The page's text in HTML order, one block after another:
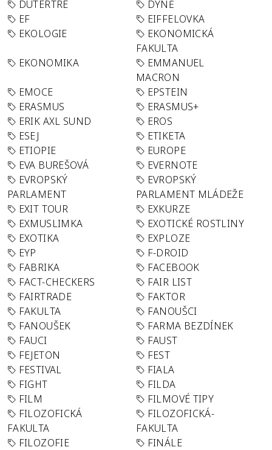
DUTERTRE
DÝNĚ
EF
EIFFELOVKA
EKOLOGIE
EKONOMICKÁ
FAKULTA
EKONOMIKA
EMMANUEL
MACRON
EMOCE
EPSTEIN
ERASMUS
ERASMUS+
ERIK AXL SUND
EROS
ESEJ
ETIKETA
ETIOPIE
EUROPE
EVA BUREŠOVÁ
EVERNOTE
EVROPSKÝ
PARLAMENT
EVROPSKÝ
PARLAMENT MLÁDEŽE
EXIT TOUR
EXKURZE
EXMUSLIMKA
EXOTICKÉ ROSTLINY
EXOTIKA
EXPLOZE
EYP
F-DROID
FABRIKA
FACEBOOK
FACT-CHECKERS
FAIR LIST
FAIRTRADE
FAKTOR
FAKULTA
FANOUŠCI
FANOUŠEK
FARMA BEZDÍNEK
FAUCI
FAUST
FEJETON
FEST
FESTIVAL
FIALA
FIGHT
FILDA
FILM
FILMOVÉ TIPY
FILOZOFICKÁ
FAKULTA
FILOZOFICKÁ-
FAKULTA
FILOZOFIE
FINÁLE